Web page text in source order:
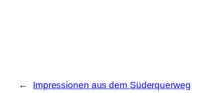
← Impressionen aus dem Süderquerweg